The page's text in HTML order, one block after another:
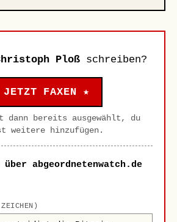
Ploß schreiben?
FAXEN ★
dann bereits ausgewählt, du
weitere hinzufügen.
abgeordnetenwatch.de